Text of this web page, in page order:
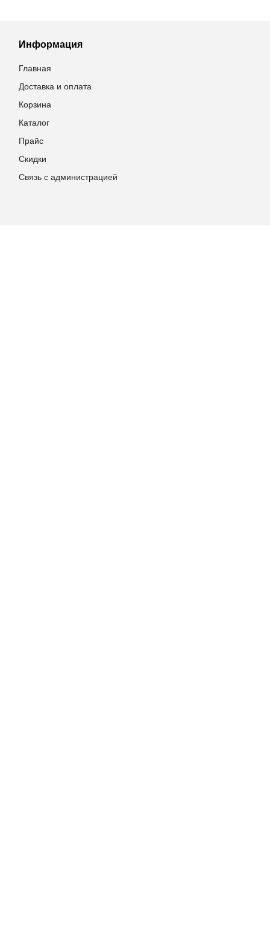
Информация
Главная
Доставка и оплата
Корзина
Каталог
Прайс
Скидки
Связь с администрацией